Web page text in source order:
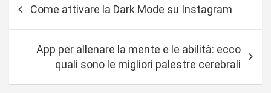
Come attivare la Dark Mode su Instagram
App per allenare la mente e le abilità: ecco
quali sono le migliori palestre cerebrali